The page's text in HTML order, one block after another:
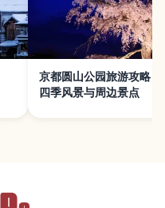
京都圆山公园旅游攻略｜
四季风景与周边景点